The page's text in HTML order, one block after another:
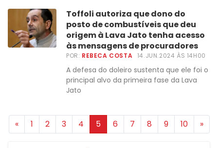
Toffoli autoriza que dono do
posto de combustíveis que deu
origem à Lava Jato tenha acesso
às mensagens de procuradores
POR: REBECA COSTA 14.JUN.2024 ÀS 14H00
A defesa do doleiro sustenta que ele foi o
principal alvo da primeira fase da Lava
Jato
« 1 2 3 4 5 6 7 8 9 10 »